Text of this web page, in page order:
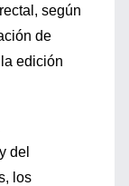
según
de
edición
del
los